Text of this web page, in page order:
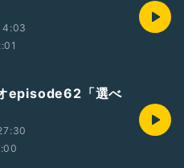
episode62「選べ